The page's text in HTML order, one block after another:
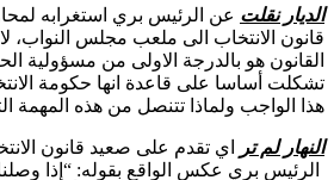
الديار نقلت عن الرئيس بري استغرابه
قانون الانتخاب الى ملعب مجلس النواب،
القانون هو بالدرجة الاولى من مسؤولية
تشكلت أساسا على قاعدة انها حكومة
هذا الواجب ولماذا تتنصل من هذه المهمة
النهار لم تر
اي تقدم على صعيد قانون